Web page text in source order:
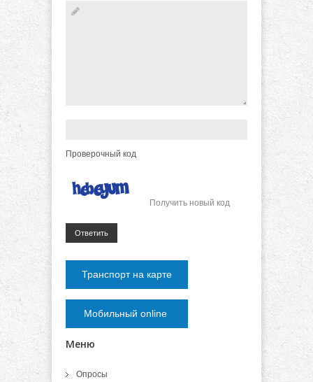
Проверочный код
Получить новый код
Ответить
Транспорт на карте
Мобильный online
Меню
Опросы